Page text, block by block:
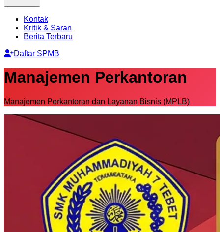
Kontak
Kritik & Saran
Berita Terbaru
Daftar SPMB
Manajemen Perkantoran
Manajemen Perkantoran dan Layanan Bisnis (MPLB)